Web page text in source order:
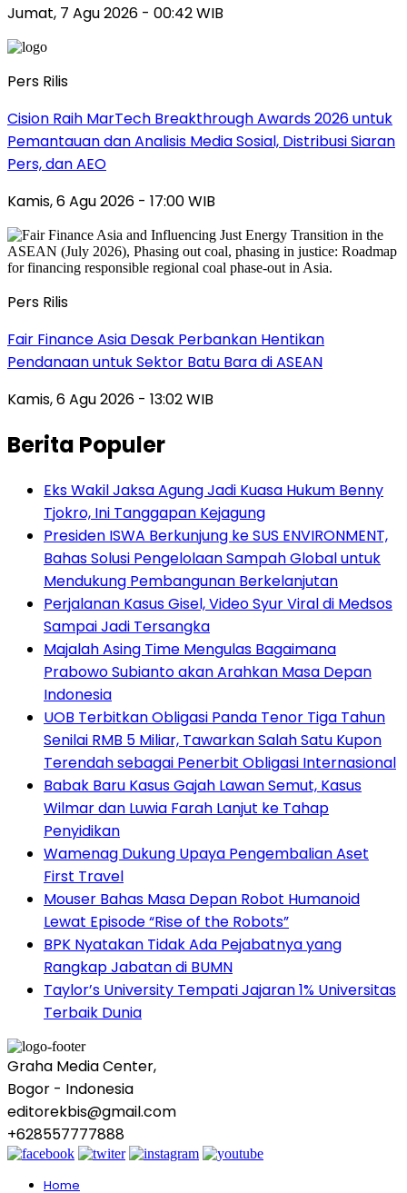
Jumat, 7 Agu 2026 - 00:42 WIB
Pers Rilis
Cision Raih MarTech Breakthrough Awards 2026 untuk
Pemantauan dan Analisis Media Sosial, Distribusi Siaran
Pers, dan AEO
Kamis, 6 Agu 2026 - 17:00 WIB
Pers Rilis
Fair Finance Asia Desak Perbankan Hentikan
Pendanaan untuk Sektor Batu Bara di ASEAN
Kamis, 6 Agu 2026 - 13:02 WIB
Berita Populer
Eks Wakil Jaksa Agung Jadi Kuasa Hukum Benny
Tjokro, Ini Tanggapan Kejagung
Presiden ISWA Berkunjung ke SUS ENVIRONMENT,
Bahas Solusi Pengelolaan Sampah Global untuk
Mendukung Pembangunan Berkelanjutan
Perjalanan Kasus Gisel, Video Syur Viral di Medsos
Sampai Jadi Tersangka
Majalah Asing Time Mengulas Bagaimana
Prabowo Subianto akan Arahkan Masa Depan
Indonesia
UOB Terbitkan Obligasi Panda Tenor Tiga Tahun
Senilai RMB 5 Miliar, Tawarkan Salah Satu Kupon
Terendah sebagai Penerbit Obligasi Internasional
Babak Baru Kasus Gajah Lawan Semut, Kasus
Wilmar dan Luwia Farah Lanjut ke Tahap
Penyidikan
Wamenag Dukung Upaya Pengembalian Aset
First Travel
Mouser Bahas Masa Depan Robot Humanoid
Lewat Episode “Rise of the Robots”
BPK Nyatakan Tidak Ada Pejabatnya yang
Rangkap Jabatan di BUMN
Taylor’s University Tempati Jajaran 1% Universitas
Terbaik Dunia
Graha Media Center,
Bogor - Indonesia
editorekbis@gmail.com
+628557777888
Home